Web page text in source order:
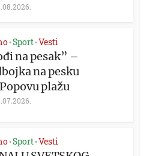
•Sport •Vesti
na pesak” –
na pesku
plažu
•Sport •Vesti